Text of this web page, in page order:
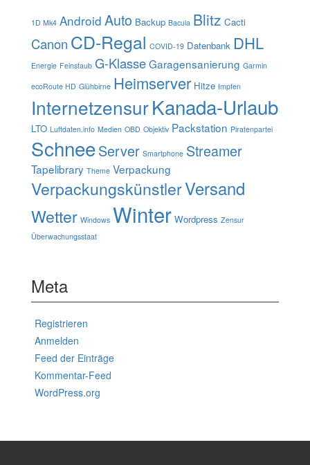
1D Mk4 Android Auto Backup Bacula Blitz Cacti
Canon CD-Regal COVID-19 Datenbank DHL
Energie Feinstaub G-KlasseGaragensanierung Garmin
ecoRoute HD Glühbirne Heimserver Hitze Impfen
InternetzensurKanada-Urlaub
LTO Luftdaten.info Medien OBD Objektiv Packstation Piratenpartei
SchneeServer Smartphone Streamer
Tapelibrary Theme Verpackung
VerpackungskünstlerVersand
Wetter Windows Winter Wordpress Zensur
Überwachungsstaat
Meta
Registrieren
Anmelden
Feed der Einträge
Kommentar-Feed
WordPress.org